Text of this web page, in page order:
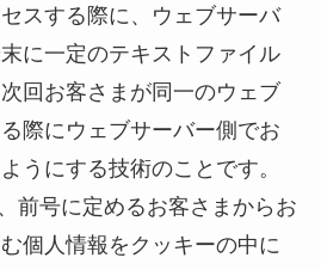
スする際に、ウェブサーバ
に一定のテキストファイル
回お客さまが同一のウェブ
際にウェブサーバー側でお
うにする技術のことです。
前号に定めるお客さまからお
個人情報をクッキーの中に